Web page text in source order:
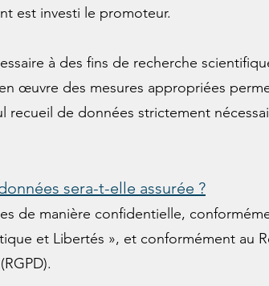
est investi le promoteur.
à des fins de recherche
œuvre des mesures appropriées
de données strictement
sera-t-elle assurée ?
de manière confidentielle,
et Libertés », et conformément au